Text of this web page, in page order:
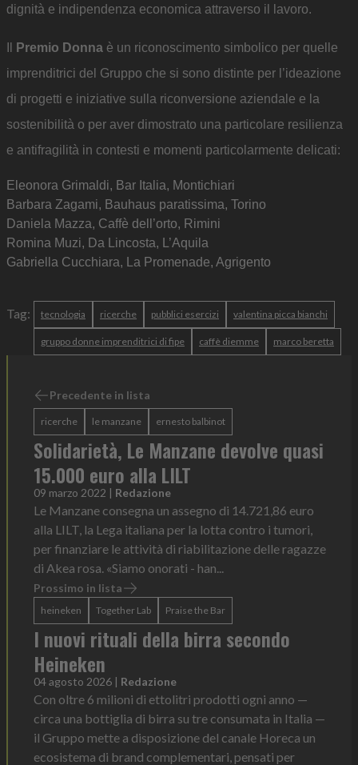
dignità e indipendenza economica attraverso il lavoro.
Premio Donna è un riconoscimento simbolico per quelle
imprenditrici del Gruppo che si sono distinte per l’ideazione
di progetti e iniziative sulla riconversione aziendale e la
sostenibilità o per aver dimostrato una particolare resilienza
e antifragilità in contesti e momenti particolarmente delicati:
Eleonora Grimaldi, Bar Italia, Montichiari
Barbara Zagami, Bauhaus paratissima, Torino
Daniela Mazza, Caffè dell’orto, Rimini
Romina Muzi, Da Lincosta, L’Aquila
Gabriella Cucchiara, La Promenade, Agrigento
Tag: tecnologia ricerche pubblici esercizi valentina picca bianchi
gruppo donne imprenditrici di fipe caffè diemme marco beretta
Precedente in lista
ricerche le manzane ernesto balbinot
Solidarietà, Le Manzane devolve quasi
15.000 euro alla LILT
09 marzo 2022 | Redazione
Le Manzane consegna un assegno di 14.721,86 euro
alla LILT, la Lega italiana per la lotta contro i tumori,
per finanziare le attività di riabilitazione delle ragazze
di Akea rosa. «Siamo onorati - han...
Prossimo in lista
heineken Together Lab Praise the Bar
I nuovi rituali della birra secondo
Heineken
04 agosto 2026 | Redazione
Con oltre 6 milioni di ettolitri prodotti ogni anno —
circa una bottiglia di birra su tre consumata in Italia —
il Gruppo mette a disposizione del canale Horeca un
ecosistema di brand complementari, pensati per